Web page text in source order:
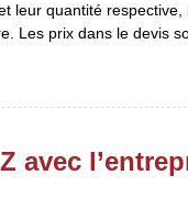
leur quantité
Les prix dans le devis
avec